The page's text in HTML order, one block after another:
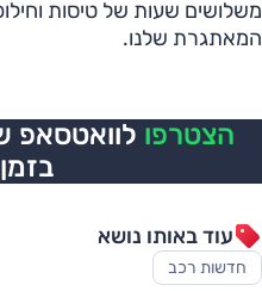
משלושים שעות של טיסות
המאתגרת שלנו.
הצטרפו לוואטסאפ
עוד באותו נושא
חדשות רכב